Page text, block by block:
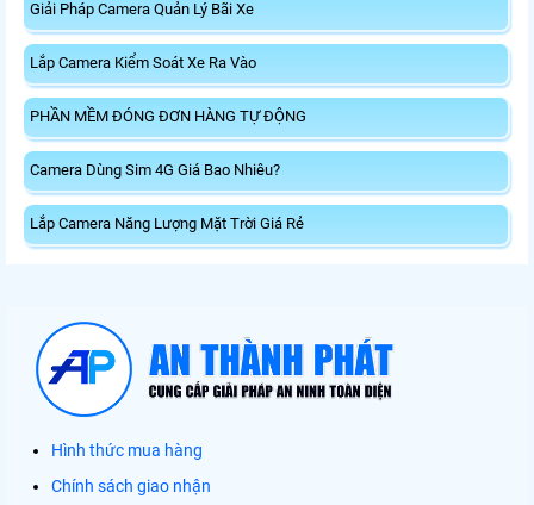
Giải Pháp Camera Quản Lý Bãi Xe
Lắp Camera Kiểm Soát Xe Ra Vào
PHẦN MỀM ĐÓNG ĐƠN HÀNG TỰ ĐỘNG
Camera Dùng Sim 4G Giá Bao Nhiêu?
Lắp Camera Năng Lượng Mặt Trời Giá Rẻ
Hình thức mua hàng
Chính sách giao nhận